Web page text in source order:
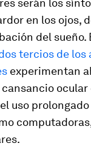
serán los
en los ojos,
del sueño.
tercios de los
experimentan
uso